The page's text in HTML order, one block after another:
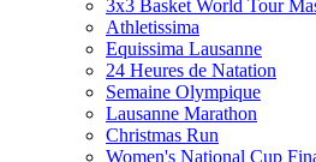
3x3 Basket World Tour
Athletissima
Equissima Lausanne
24 Heures de Natation
Semaine Olympique
Lausanne Marathon
Christmas Run
Women's National Cup